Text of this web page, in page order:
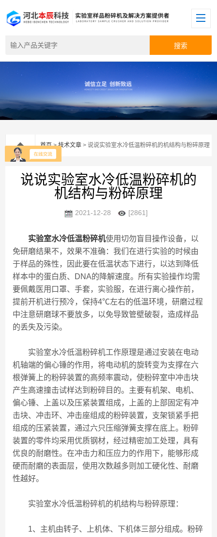
首页>技术文章 > 说说实验室水冷低温粉碎机的机结构与粉碎原理
说说实验室水冷低温粉碎机的
机结构与粉碎原理
2021-12-28 [2861]
实验室水冷低温粉碎机使用切勿盲目操作设备，以
免研磨结果不，效果不准确：我们在进行实验的时候由
于样品的殊性，因此要在低温状态下进行，以达到降低
样本中的蛋白质、DNA的降解速度。所有实验操作均需
要佩戴医用口罩、手套，实验服，在进行离心操作前，
提前开机进行预冷，保持4℃左右的低温环境，研磨过程
中注意研磨球不要放多，以免导致管壁破裂，造成样品
的丢失及污染。
实验室水冷低温粉碎机工作原理是通过安装在电动
机轴端的偏心锤的作用，将电动机的旋转变为支撑在六
根弹簧上的粉碎装置的高频率震动，使粉碎室中冲击块
产生高速撞击试样达到粉碎目的。主要有机架、电机、
偏心锤、上盖以及压紧装置组成，上盖的上部固定有冲
击块、冲击环、冲击座组成的粉碎装置，支架锁紧手把
组成的压紧装置，通过六只压缩弹簧支撑在底上。粉碎
装置的零件均采用优质钢材，经过精密加工处理，具有
优良的耐磨性。在冲击力和压应力的作用下，能够形成
硬而耐磨的表面层，使用次数越多则加工硬化性、耐磨
性越好。
实验室水冷低温粉碎机的机结构与粉碎原理：
1、主机由转子、上机体、下机体三部分组成。粉碎